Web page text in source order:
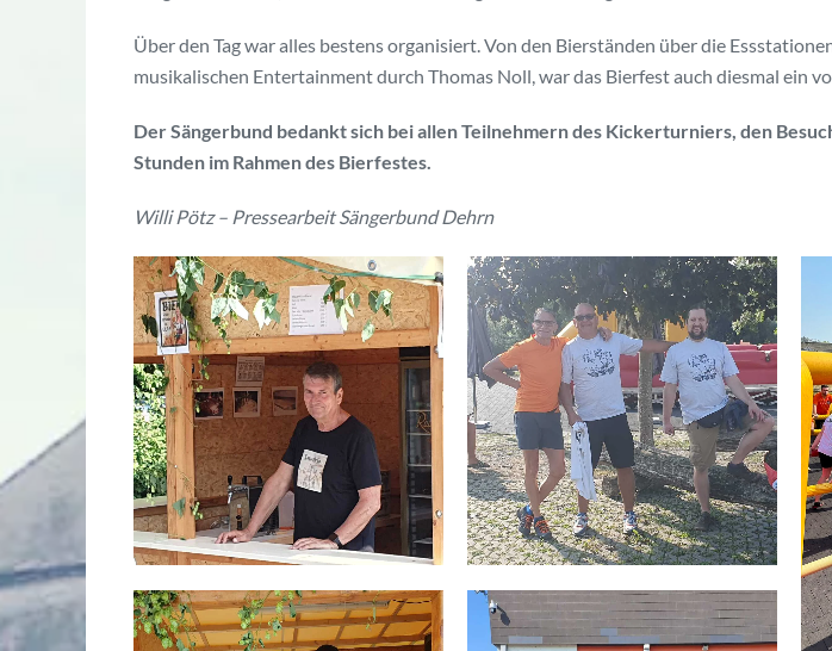
Über den Tag war alles bestens organisiert. Von den Bierständen über die
musikalischen Entertainment durch Thomas Noll, war das Bierfest auch diesmal ein
Der Sängerbund bedankt sich bei allen Teilnehmern des Kickerturniers, den
Stunden im Rahmen des Bierfestes.
Willi Pötz – Pressearbeit Sängerbund Dehrn